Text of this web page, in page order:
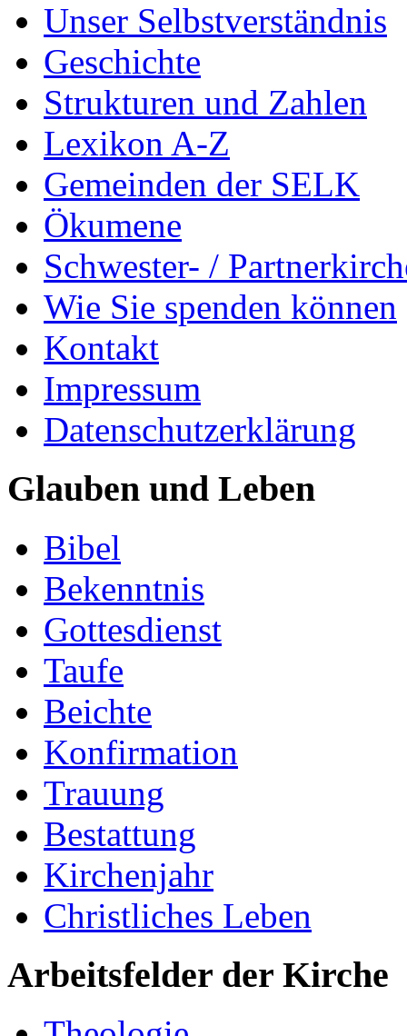
Unser Selbstverständnis
Geschichte
Strukturen und Zahlen
Lexikon A-Z
Gemeinden der SELK
Ökumene
Schwester- /
Wie Sie spenden können
Kontakt
Impressum
Datenschutzerklärung
Glauben und Leben
Bibel
Bekenntnis
Gottesdienst
Taufe
Beichte
Konfirmation
Trauung
Bestattung
Kirchenjahr
Christliches Leben
Arbeitsfelder der Kirche